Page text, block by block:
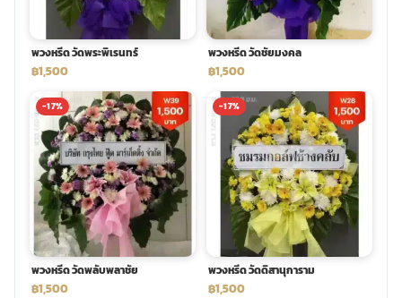
พวงหรีด วัดพระพิเรนทร์
฿1,500
พวงหรีด วัดชัยมงคล
฿1,500
-17%
พวงหรีด วัดพลับพลาชัย
฿1,500
-17%
พวงหรีด วัดดิสานุการาม
฿1,500